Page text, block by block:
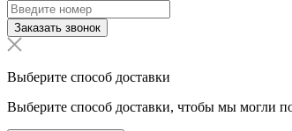
Заказать звонок
Выберите способ доставки
Выберите способ доставки, чтобы мы могли